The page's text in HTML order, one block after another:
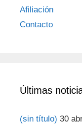
Afiliación
Contacto
Últimas
(sin título) 30